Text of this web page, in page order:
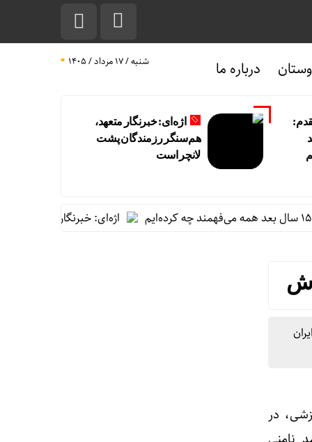
درباره ما شنبه / ۱۷ مرداد / ۱۴۰۵
اژه‌ای: خبرنگار متعهد،
هم‌سنگر رزمندگان پشت
لانچر است
اژه‌ای: خبرنگار متعهد،
در